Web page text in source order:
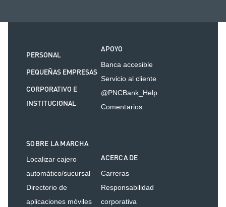
PERSONAL
PEQUEÑAS EMPRESAS
CORPORATIVO E
INSTITUCIONAL
APOYO
Banca accesible
Servicio al cliente
@PNCBank_Help
Comentarios
SOBRE LA MARCHA
Localizar cajero
automático/sucursal
Directorio de
aplicaciones móviles
ACERCA DE
Carreras
Responsabilidad
corporativa